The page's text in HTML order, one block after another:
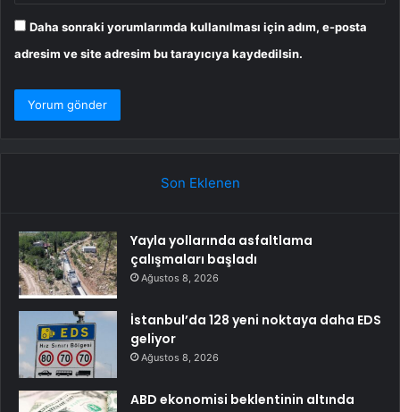
Daha sonraki yorumlarımda kullanılması için adım, e-posta
adresim ve site adresim bu tarayıcıya kaydedilsin.
Son Eklenen
Yayla yollarında asfaltlama
çalışmaları başladı
Ağustos 8, 2026
İstanbul’da 128 yeni noktaya daha EDS
geliyor
Ağustos 8, 2026
ABD ekonomisi beklentinin altında